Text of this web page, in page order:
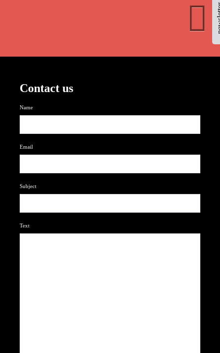
Contact us
Name
Email
Subject
Text